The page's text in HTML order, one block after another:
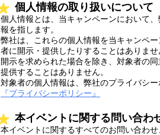
個人情報の取り扱いについて
個人情報とは、当キャンペーンにおいて
報を指します。
弊社は、これらの個人情報を当キャンペ
者に開示・提供したりすることはありま
開示を求められた場合を除き、対象者の
提供することはありません。
対象者の個人情報は、弊社のプライバシ
『プライバシーポリシー』
本イベントに関する問い合わ
本イベントに関するすべてのお問い合わ